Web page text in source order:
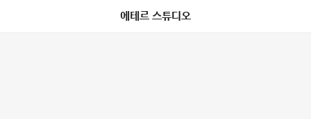
에테르 스튜디오